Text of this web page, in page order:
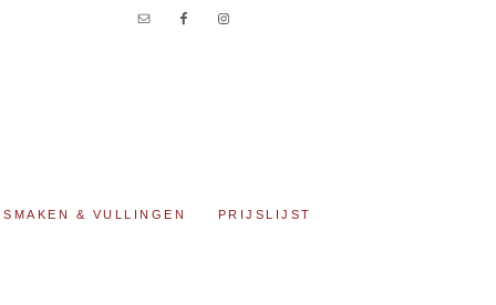
SMAKEN & VULLINGEN PRIJSLIJST